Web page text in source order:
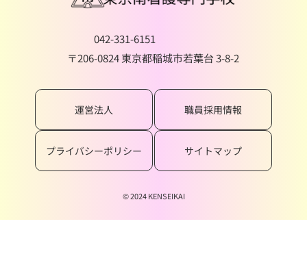
© 2024 KENSEIKAI
042-331-6151
〒206-0824 東京都稲城市若葉台 3-8-2
運営法人 職員採用情報
プライバシーポリシー サイトマップ